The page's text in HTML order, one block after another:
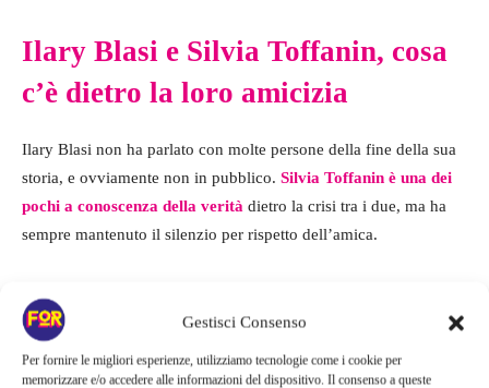
Gestisci Consenso
Per fornire le migliori esperienze, utilizziamo tecnologie come i cookie per
memorizzare e/o accedere alle informazioni del dispositivo. Il consenso a queste
Ilary Blasi e Silvia Toffanin, cosa
c’è dietro la loro amicizia
Ilary Blasi non ha parlato con molte persone della fine della sua
storia, e ovviamente non in pubblico. Silvia Toffanin è una dei
pochi a conoscenza della verità dietro la crisi tra i due, ma ha
sempre mantenuto il silenzio per rispetto dell’amica.
conduttrice, rivelando che non ama parlare della loro amicizia
durante le interviste. “Non perché io non voglia ma s
sempre un argomento un po’ scomodoperché sembra che uno